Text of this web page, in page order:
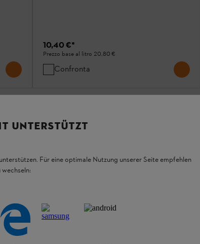
10,40 €*
Prezzo base al litro 20,80 €
Confronta
UNTERSTÜTZT
Für eine optimale Nutzung unserer Seite empfehlen